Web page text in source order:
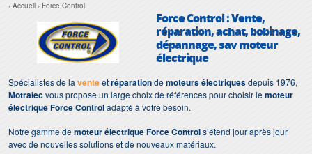
Accueil Force Control
Force Control : Vente,
réparation, achat, bobinage,
dépannage, sav moteur
électrique
Spécialistes de la venteetréparationdemoteurs électriquesdepuis 1976,
Motralecvous propose un large choix de références pour choisir lemoteur
électrique Force Controladapté à votre besoin.
Notre gamme demoteur électrique Force Controls’étend jour après jour
avec de nouvelles solutions et de nouveaux matériaux.